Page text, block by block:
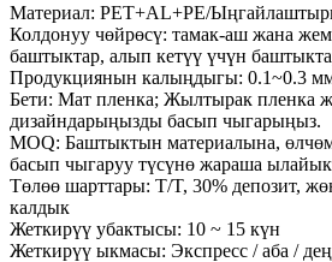
Материал: PET+AL+PE/
Колдонуу чөйрөсү: тамак-аш жана
баштыктар, алып кетүү үчүн
Продукциянын калыңдыгы: 0.1~0.3
Бети: Мат пленка; Жылтырак пленка
дизайндарыңызды басып чыгарыңыз.
MOQ: Баштыктын материалына,
басып чыгаруу түсүнө жараша
Төлөө шарттары: T/T, 30% депозит,
калдык
Жеткирүү убактысы: 10 ~ 15 күн
Жеткирүү ыкмасы: Экспресс / аба /